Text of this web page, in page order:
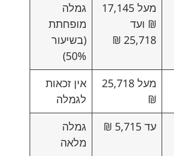
מעל 17,145
₪ ועד
25,718 ₪
גמלה
מופחתת
(בשיעור
50%)
מעל 25,718
₪
אין זכאות
לגמלה
עד 5,715 ₪
גמלה
מלאה